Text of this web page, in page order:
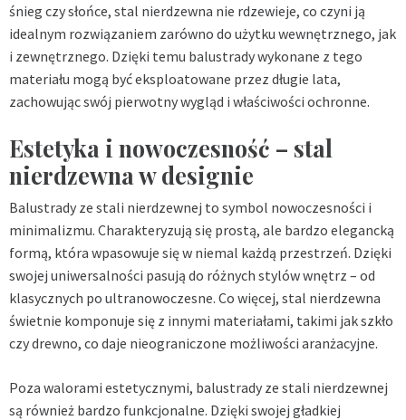
śnieg czy słońce, stal nierdzewna nie rdzewieje, co czyni ją
idealnym rozwiązaniem zarówno do użytku wewnętrznego, jak
i zewnętrznego. Dzięki temu balustrady wykonane z tego
materiału mogą być eksploatowane przez długie lata,
zachowując swój pierwotny wygląd i właściwości ochronne.
Estetyka i nowoczesność – stal
nierdzewna w designie
Balustrady ze stali nierdzewnej to symbol nowoczesności i
minimalizmu. Charakteryzują się prostą, ale bardzo elegancką
formą, która wpasowuje się w niemal każdą przestrzeń. Dzięki
swojej uniwersalności pasują do różnych stylów wnętrz – od
klasycznych po ultranowoczesne. Co więcej, stal nierdzewna
świetnie komponuje się z innymi materiałami, takimi jak szkło
czy drewno, co daje nieograniczone możliwości aranżacyjne.
Poza walorami estetycznymi, balustrady ze stali nierdzewnej
są również bardzo funkcjonalne. Dzięki swojej gładkiej